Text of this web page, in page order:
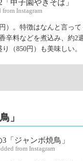
Instagram
）。特徴はなんと言っ
辛料などを煮込み、約2
（850円）も美味しい。
」
from Instagram